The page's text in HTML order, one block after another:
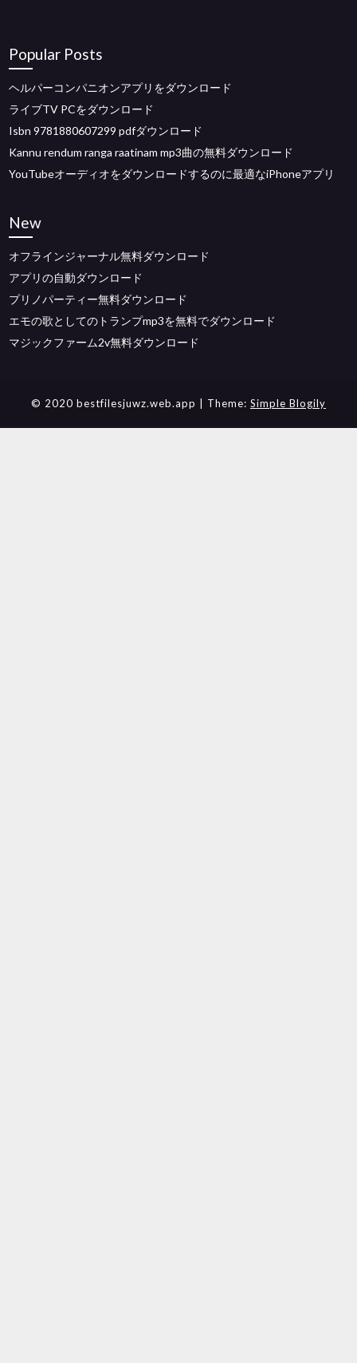
Popular Posts
ヘルパーコンパニオンアプリをダウンロード
ライブTV PCをダウンロード
Isbn 9781880607299 pdfダウンロード
Kannu rendum ranga raatinam mp3曲の無料ダウンロード
YouTubeオーディオをダウンロードするのに最適なiPhoneアプリ
New
オフラインジャーナル無料ダウンロード
アプリの自動ダウンロード
プリノパーティー無料ダウンロード
エモの歌としてのトランプmp3を無料でダウンロード
マジックファーム2v無料ダウンロード
© 2020 bestfilesjuwz.web.app | Theme: Simple Blogily